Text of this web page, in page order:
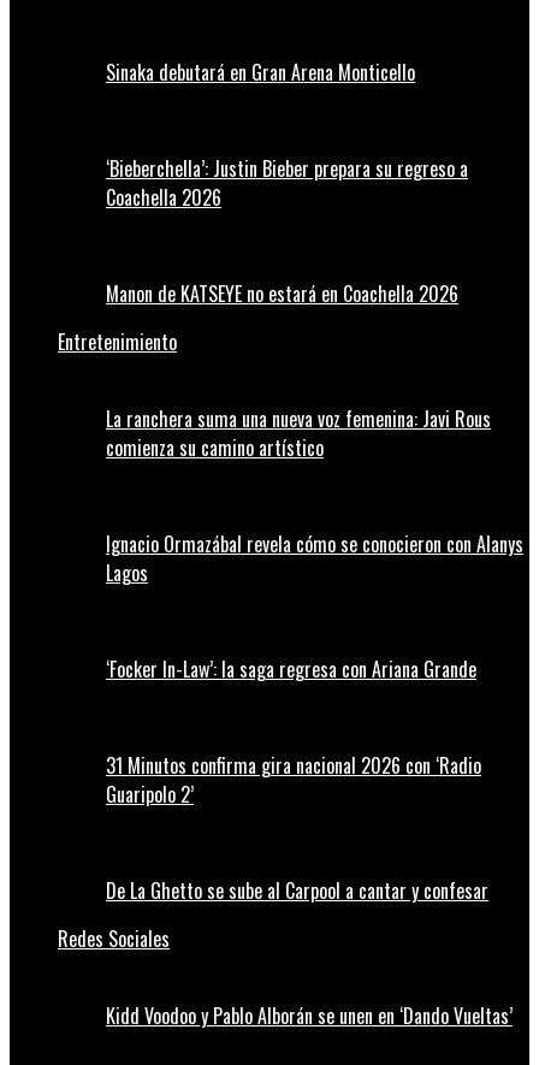
Sinaka debutará en Gran Arena Monticello
‘Bieberchella’: Justin Bieber prepara su regreso a
Coachella 2026
Manon de KATSEYE no estará en Coachella 2026
Entretenimiento
La ranchera suma una nueva voz femenina: Javi Rous
comienza su camino artístico
Ignacio Ormazábal revela cómo se conocieron con Alanys
Lagos
‘Focker In-Law’: la saga regresa con Ariana Grande
31 Minutos confirma gira nacional 2026 con ‘Radio
Guaripolo 2’
De La Ghetto se sube al Carpool a cantar y confesar
Redes Sociales
Kidd Voodoo y Pablo Alborán se unen en ‘Dando Vueltas’